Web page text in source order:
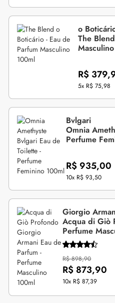
o
The
R$
5x R$ 75,98
Bvlgari
Omnia
Perfume
R$ 935,00
10x R$ 93,50
Giorgio
Acqua di Giò
Perfume
R$ 898,90
R$ 873,90
10x R$ 87,39